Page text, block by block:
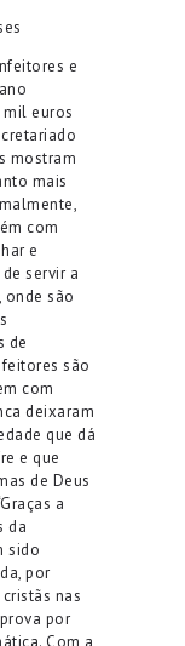
e
euros
mostram
mais
com
e
servir a
onde são
de
são
com
deixaram
que dá
e que
de Deus
a
da
sido
por
nas
por
Com a